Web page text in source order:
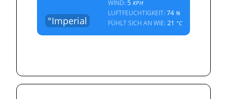
°Imperial
WIND: 5 KPH
LUFTFEUCHTIGKEIT:74%
FÜHLT SICH AN WIE:21 °C